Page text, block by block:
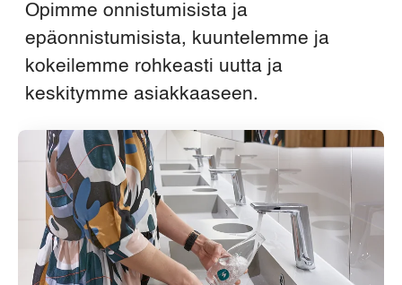
Opimme onnistumisista ja
epäonnistumisista, kuuntelemme ja
kokeilemme rohkeasti uutta ja
keskitymme asiakkaaseen.